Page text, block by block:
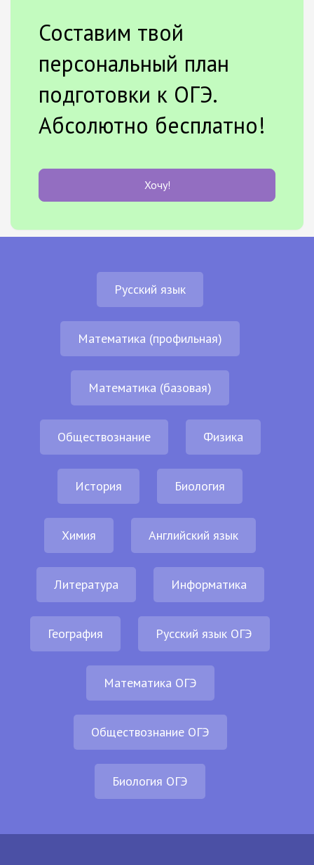
Составим твой
персональный план
подготовки к ОГЭ.
Абсолютно бесплатно!
Хочу!
Русский язык
Математика (профильная)
Математика (базовая)
Обществознание Физика
История Биология
Химия Английский язык
Литература Информатика
География Русский язык ОГЭ
Математика ОГЭ
Обществознание ОГЭ
Биология ОГЭ